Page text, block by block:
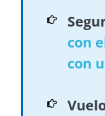
con
con